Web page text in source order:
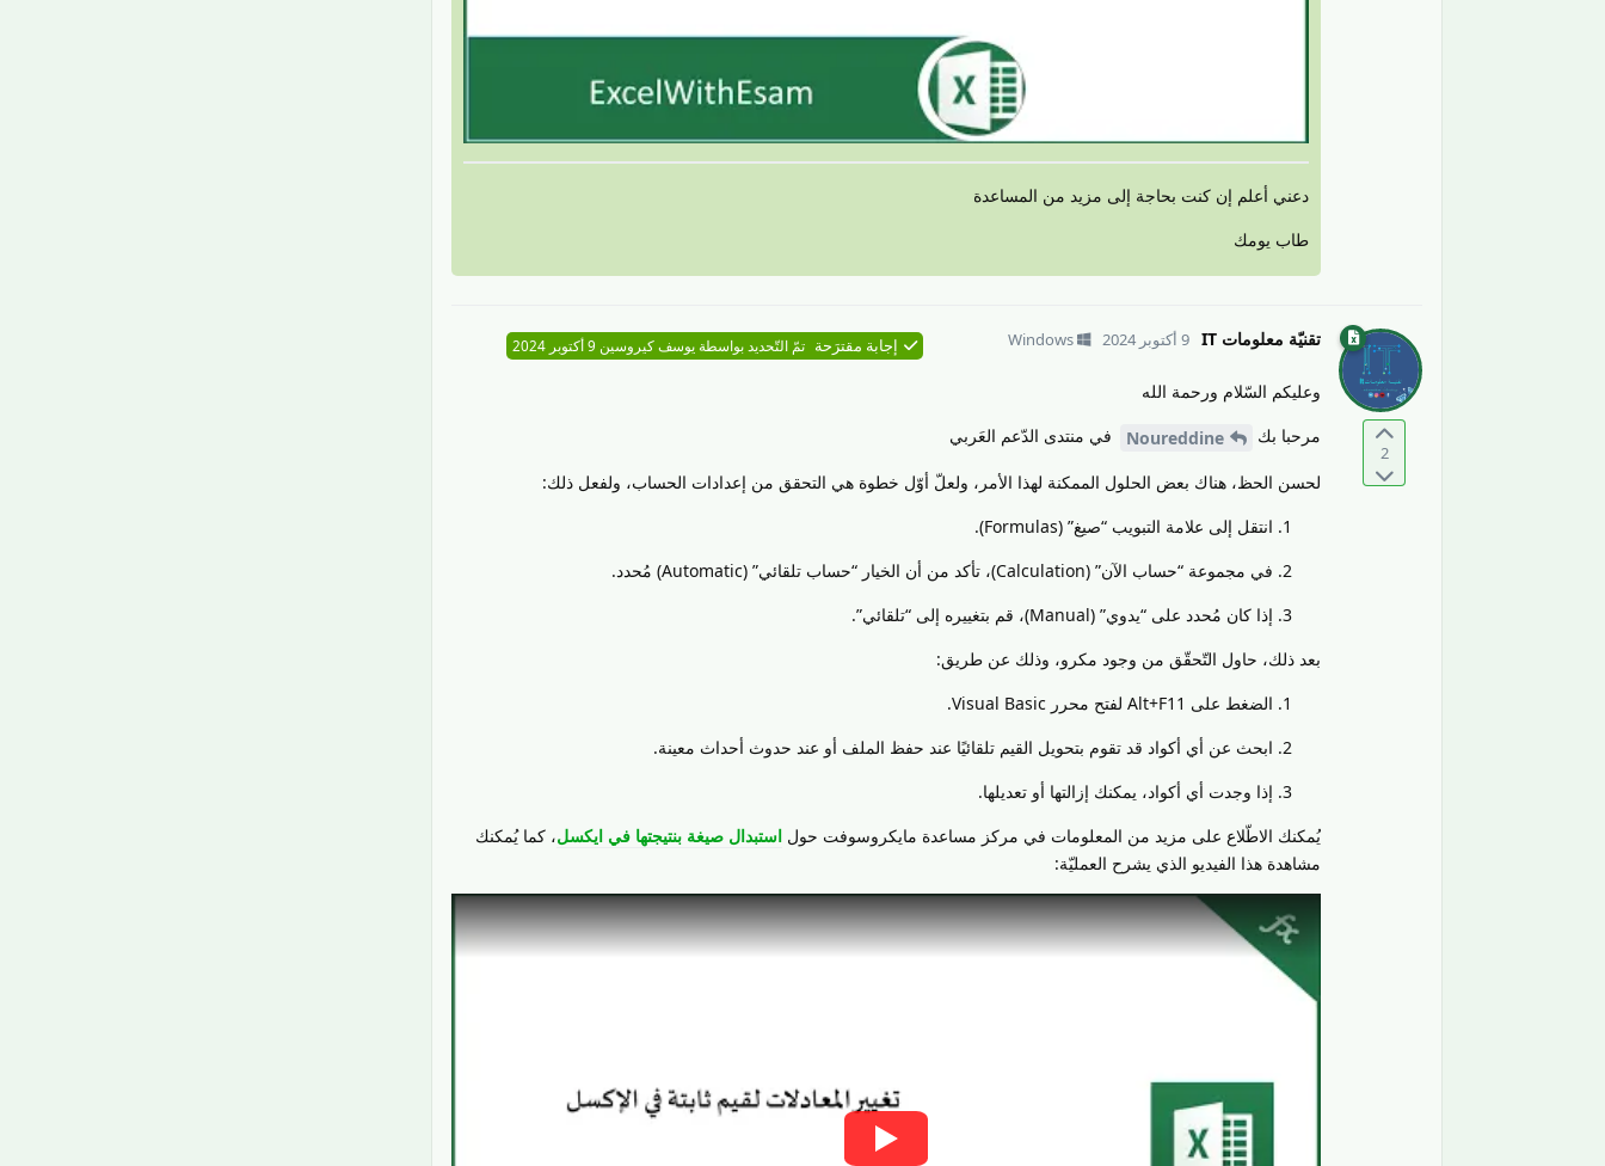
دعني أعلم إن كنت بحاجة إلى مزيد من المساعدة
طاب يومك
2
تقنيّة معلومات IT 9 أكتوبر 2024 Windows إجابة مقترَحة تمّ التّحديد بواسطةيوسف كيروسين 9 أكتوبر 2024
وعليكم السّلام ورحمة الله
مرحبا بك
Noureddine في منتدى الدّعم العَربي
لحسن الحظ، هناك بعض الحلول الممكنة لهذا الأمر، ولعلّ أوّل خطوة هي التحقق من إعدادات الحساب، ولفعل ذلك:
انتقل إلى علامة التبويب “صيغ” (Formulas).
في مجموعة “حساب الآن” (Calculation)، تأكد من أن الخيار “حساب تلقائي” (Automatic) مُحدد.
إذا كان مُحدد على “يدوي” (Manual)، قم بتغييره إلى “تلقائي”.
بعد ذلك، حاول التّحقّق من وجود مكرو، وذلك عن طريق:
الضغط على Alt+F11 لفتح محرر Visual Basic.
ابحث عن أي أكواد قد تقوم بتحويل القيم تلقائيًا عند حفظ الملف أو عند حدوث أحداث معينة.
إذا وجدت أي أكواد، يمكنك إزالتها أو تعديلها.
يُمكنك الاطّلاع على مزيد من المعلومات في مركز مساعدة مايكروسوفت حول استبدال صيغة بنتيجتها في ايكسل، كما يُمكنك
مشاهدة هذا الفيديو الذي يشرح العمليّة: